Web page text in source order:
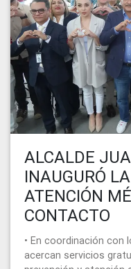
ALCALDE
INAUGURÓ
ATENCIÓN
CONTACTO
• En coordinación con
acercan servicios